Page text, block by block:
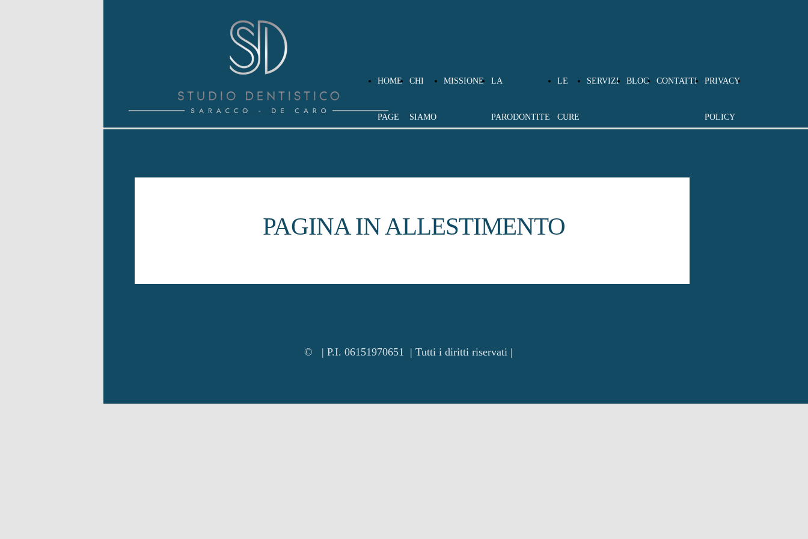
d'Asti", "url": "https://www.studiodentisticosd.it", "telephone": "+39-339-4822903", "address": { "@type": "PostalAddress", "streetAddress": "Viale Torino 31", "addressLocality":
"Villanova d'Asti", "addressRegion": "AT", "postalCode": "14019", "addressCountry": "IT" }, "medicalSpecialty": "Dentistry", "hasMap": "https://maps.google.com/?
© | P.I. 06151970651 | Tutti i diritti riservati |
HOME
PAGE
CHI
SIAMO
MISSIONE LA
PARODONTITE
LE
CURE
SERVIZI BLOG CONTATTI PRIVACY
POLICY
PAGINA IN ALLESTIMENTO